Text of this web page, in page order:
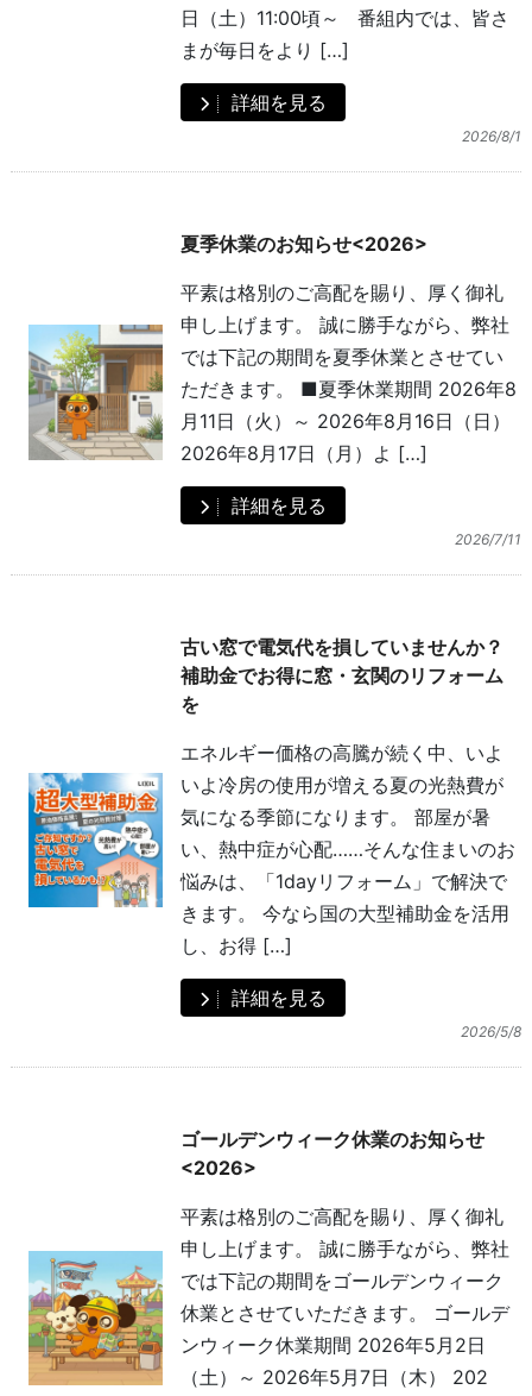
日（土）11:00頃～ 番組内では、皆さ
まが毎日をより […]
詳細を見る
2026/8/1
夏季休業のお知らせ<2026>
平素は格別のご高配を賜り、厚く御礼
申し上げます。 誠に勝手ながら、弊社
では下記の期間を夏季休業とさせてい
ただきます。 ■夏季休業期間 2026年8
月11日（火）～ 2026年8月16日（日）
2026年8月17日（月）よ […]
詳細を見る
2026/7/11
古い窓で電気代を損していませんか？
補助金でお得に窓・玄関のリフォーム
を
エネルギー価格の高騰が続く中、いよ
いよ冷房の使用が増える夏の光熱費が
気になる季節になります。 部屋が暑
い、熱中症が心配……そんな住まいのお
悩みは、「1dayリフォーム」で解決で
きます。 今なら国の大型補助金を活用
し、お得 […]
詳細を見る
2026/5/8
ゴールデンウィーク休業のお知らせ
<2026>
平素は格別のご高配を賜り、厚く御礼
申し上げます。 誠に勝手ながら、弊社
では下記の期間をゴールデンウィーク
休業とさせていただきます。 ゴールデ
ンウィーク休業期間 2026年5月2日
（土）～ 2026年5月7日（木） 202